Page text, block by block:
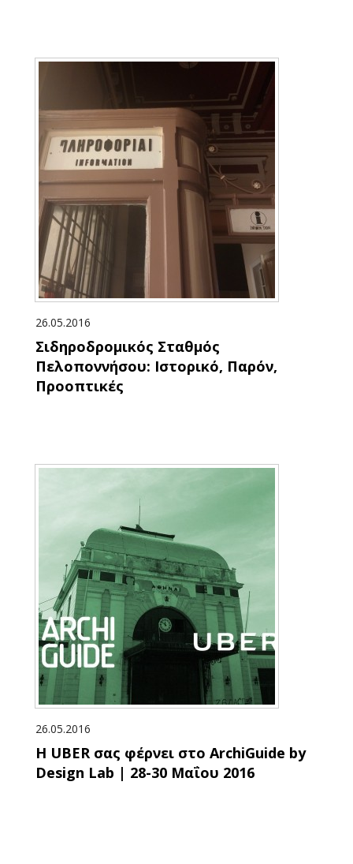
26.05.2016
Σιδηροδρομικός Σταθμός
Πελοποννήσου: Ιστορικό, Παρόν,
Προοπτικές
26.05.2016
Η UBER σας φέρνει στο ArchiGuide by
Design Lab | 28-30 Μαΐου 2016